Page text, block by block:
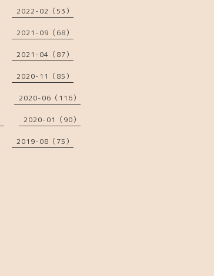
2022-02（53）
2021-09（68）
2021-04（87）
2020-11（85）
2020-06（116）
2020-01（90）
2019-08（75）